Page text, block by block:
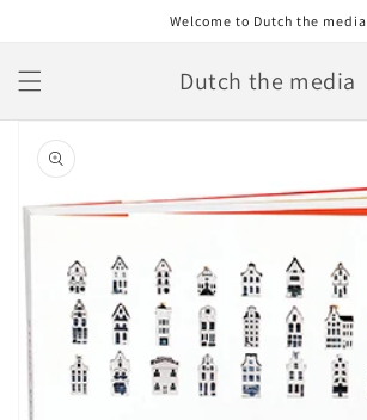
Welcome to Dutch the media
Dutch the media
Skip to
product
information